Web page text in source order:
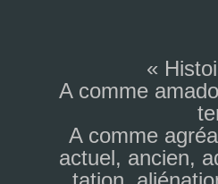
«
A comme
A comme
actuel, ancien,